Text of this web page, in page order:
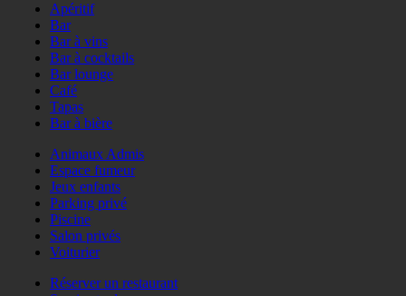
Apéritif
Bar
Bar à vins
Bar à cocktails
Bar lounge
Café
Tapas
Bar à bière
Animaux Admis
Espace fumeur
Jeux enfants
Parking privé
Piscine
Salon privés
Voiturier
Réserver un restaurant